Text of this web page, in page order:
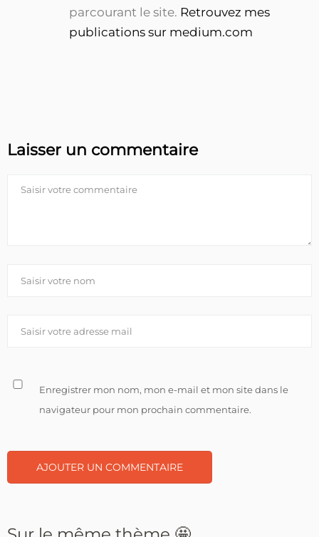
parcourant le site. Retrouvez mes
publications sur medium.com
Laisser un commentaire
Enregistrer mon nom, mon e-mail et mon site dans le
navigateur pour mon prochain commentaire.